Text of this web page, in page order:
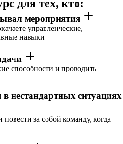
для тех, кто:
мероприятия
управленческие,
навыки
способности и проводить
нестандартных ситуациях
за собой команду, когда